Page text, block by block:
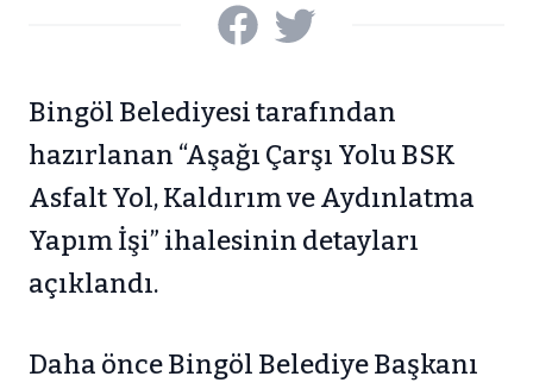
Bingöl Belediyesi tarafından
hazırlanan “Aşağı Çarşı Yolu BSK
Asfalt Yol, Kaldırım ve Aydınlatma
Yapım İşi” ihalesinin detayları
açıklandı.
Daha önce Bingöl Belediye Başkanı